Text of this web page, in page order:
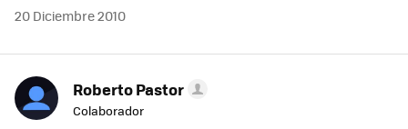
20 Diciembre 2010
Roberto Pastor
Colaborador